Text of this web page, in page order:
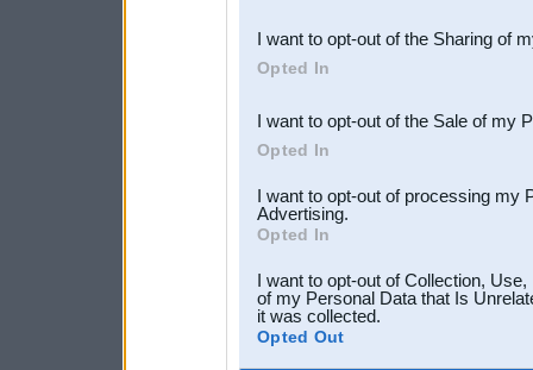
Downstream Participants
third parties.
I want to opt-out of the Sharing of
Opted In
I want to opt-out of the Sale of my
Opted In
I want to opt-out of processing my
Advertising.
Opted In
I want to opt-out of Collection,
of my Personal Data that Is
it was collected.
Opted Out